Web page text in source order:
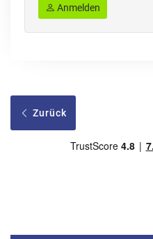
Anmelden
Zurück